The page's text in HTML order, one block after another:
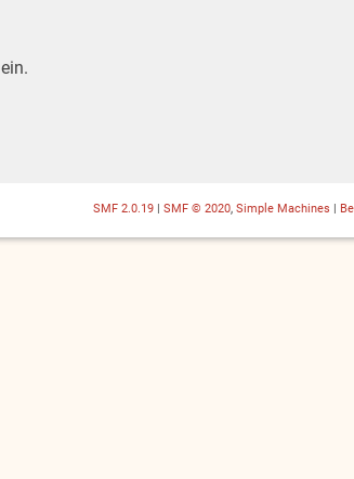
SMF 2.0.19| SMF © 2020, Simple Machines |